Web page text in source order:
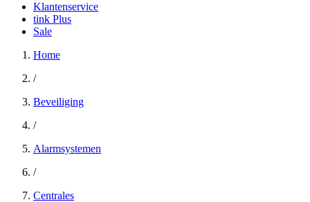
Klantenservice
tink Plus
Sale
Home
/
Beveiliging
/
Alarmsystemen
/
Centrales